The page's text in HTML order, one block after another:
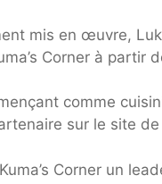
mis en œuvre,
Corner à partir
comme
sur le site
Corner un